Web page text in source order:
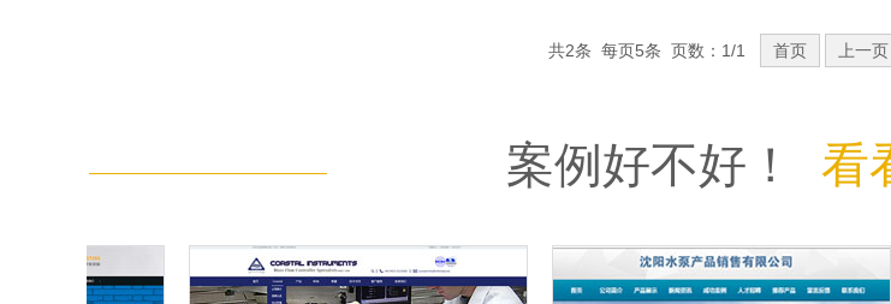
憾。 经过一上午紧张激烈的活动，大家早就饿
了体力。 经过中午短暂的休整之后，大家再
力真的不错，战况可谓是相当的激烈啊。 撕名
年，每个人的脸上都洋溢着幸福的笑容，这一
的篇章。
共2条 每页5条 页数：1/1 首页 上一页
案例好不好！ 看